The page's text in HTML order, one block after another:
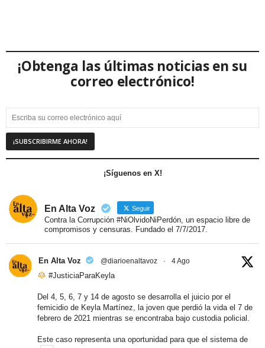
¡Obtenga las últimas noticias en su
correo electrónico!
¡Síguenos en X!
En Alta Voz Seguir
Contra la Corrupción #NiOlvidoNiPerdón, un espacio libre de
compromisos y censuras. Fundado el 7/7/2017.
En Alta Voz @diarioenaltavoz · 4 Ago
#JusticiaParaKeyla
Del 4, 5, 6, 7 y 14 de agosto se desarrolla el juicio por el
femicidio de Keyla Martínez, la joven que perdió la vida el 7 de
febrero de 2021 mientras se encontraba bajo custodia policial.
Este caso representa una oportunidad para que el sistema de